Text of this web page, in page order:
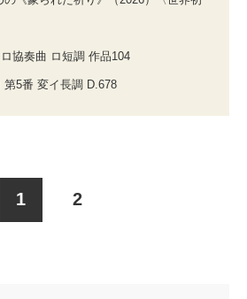
協奏曲 ロ短調 作品104
第5番 変イ長調 D.678
1 2